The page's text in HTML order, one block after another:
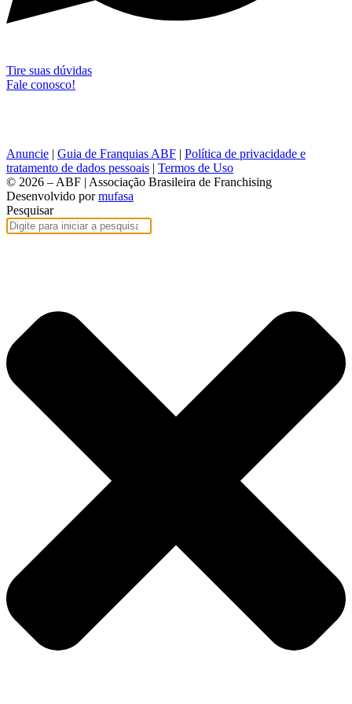
Tire suas dúvidas
Fale conosco!
Anuncie | Guia de Franquias ABF | Política de privacidade e
tratamento de dados pessoais | Termos de Uso
© 2026 – ABF | Associação Brasileira de Franchising
Desenvolvido pormufasa
Pesquisar